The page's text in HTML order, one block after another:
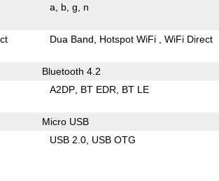
a b g n
Dua Band Hotspot WiFi WiFi Direct
Bluetooth 4.2
A2DP BT EDR BT LE
Micro USB
USB 2.0 USB OTG